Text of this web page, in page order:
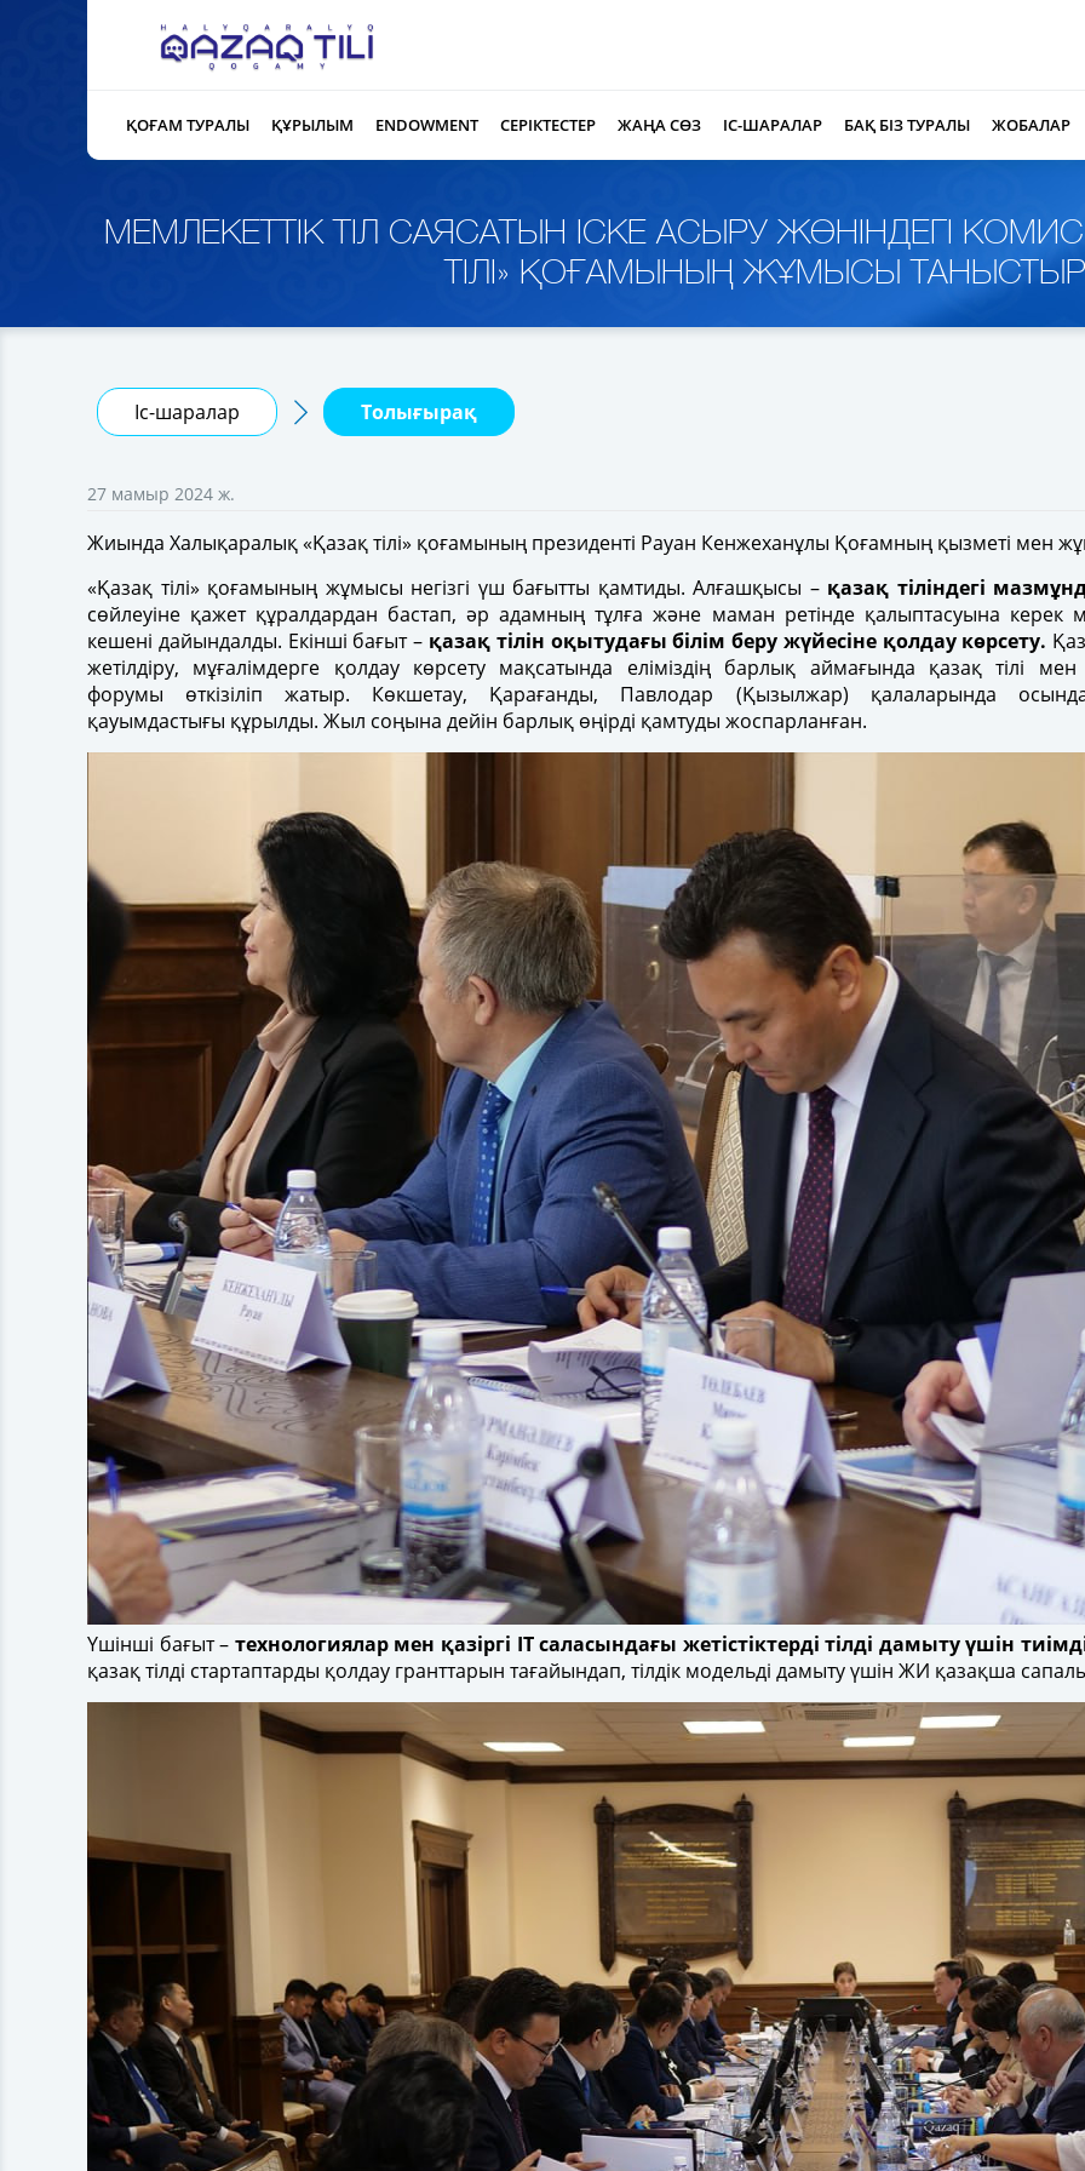
ҚОҒАМ ТУРАЛЫ ҚҰРЫЛЫМ ENDOWMENT СЕРІКТЕСТЕР ЖАҢА СӨЗ ІС-ШАРАЛАР БАҚ БІЗ ТУРАЛЫ ЖОБАЛАР
МЕМЛЕКЕТТІК ТІЛ САЯСАТЫН ІСКЕ АСЫРУ ЖӨНІНДЕГІ
ТІЛІ» ҚОҒАМЫНЫҢ ЖҰМЫСЫ
Іс-шаралар Толығырақ
27 мамыр 2024 ж.
Жиында Халықаралық «Қазақ тілі» қоғамының президенті Рауан Кенжеханұлы Қоғамның қызметі мен
«Қазақ тілі» қоғамының жұмысы негізгі үш бағытты қамтиды. Алғашқысы – қазақ тіліндегі
сөйлеуіне қажет құралдардан бастап, әр адамның тұлға және маман ретінде қалыптасуына керек
кешені дайындалды. Екінші бағыт – қазақ тілін оқытудағы білім беру жүйесіне қолдау көрсету.
жетілдіру, мұғалімдерге қолдау көрсету мақсатында еліміздің барлық аймағында қазақ тілі
форумы өткізіліп жатыр. Көкшетау, Қарағанды, Павлодар (Қызылжар) қалаларында
қауымдастығы құрылды. Жыл соңына дейін барлық өңірді қамтуды жоспарланған.
Үшінші бағыт – технологиялар мен қазіргі IT саласындағы жетістіктерді тілді дамыту үшін
қазақ тілді стартаптарды қолдау гранттарын тағайындап, тілдік модельді дамыту үшін ЖИ қазақша